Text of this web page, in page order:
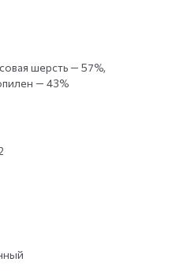
шерсть — 57%,
— 43%